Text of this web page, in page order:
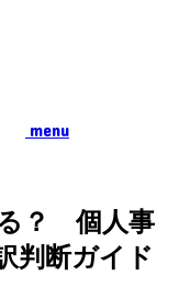
menu
？ 個人事
判断ガイド